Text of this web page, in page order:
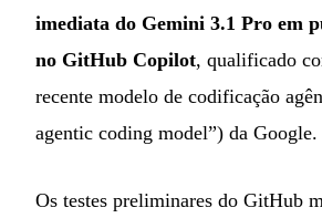
imediata do Gemini 3.1 Pro em
no GitHub Copilot, qualificado
recente modelo de codificação
agentic coding model”) da Google.
Os testes preliminares do GitHub